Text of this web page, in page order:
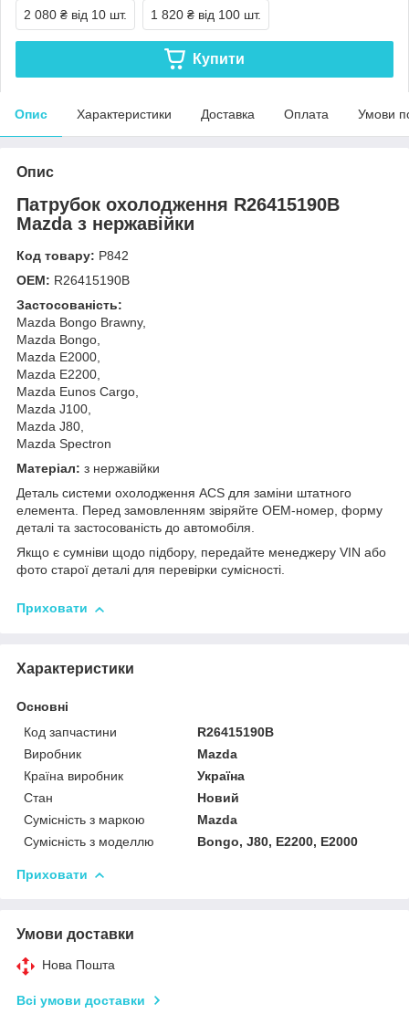
2 080 ₴ від 10 шт. 1 820 ₴ від 100 шт.
Купити
Опис Характеристики Доставка Оплата Умови
Опис
Патрубок охолодження R26415190B
Mazda з нержавійки
Код товару: Р842
OEM: R26415190B
Застосованість:
Mazda Bongo Brawny,
Mazda Bongo,
Mazda E2000,
Mazda E2200,
Mazda Eunos Cargo,
Mazda J100,
Mazda J80,
Mazda Spectron
Матеріал: з нержавійки
Деталь системи охолодження ACS для заміни штатного
елемента. Перед замовленням звіряйте OEM-номер, форму
деталі та застосованість до автомобіля.
Якщо є сумніви щодо підбору, передайте менеджеру VIN або
фото старої деталі для перевірки сумісності.
Приховати
Характеристики
Основні
Код запчастини
R26415190B
Виробник
Mazda
Країна виробник
Україна
Стан
Новий
Сумісність з маркою
Mazda
Сумісність з моделлю
Bongo, J80, E2200, E2000
Приховати
Умови доставки
Нова Пошта
Всі умови доставки